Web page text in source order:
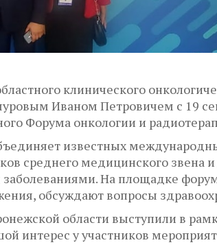
клинического
Иваном Петровичем с 19
Форума онкологии и
известных
среднего медицинского звена
заболеваниями. На площадке
обсуждают вопросы
области выступили в
интерес у участников